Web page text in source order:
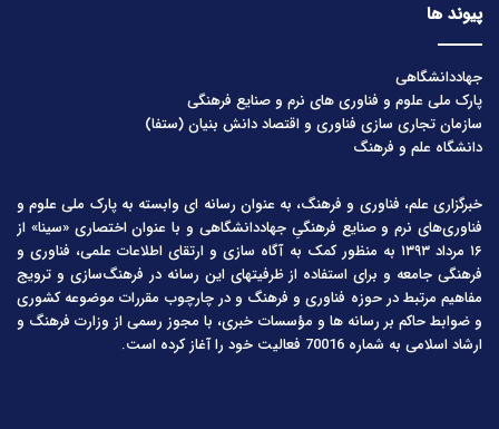
پیوند ها
جهاددانشگاهی
پارک ملی علوم و فناوری های نرم و صنایع فرهنگی
سازمان تجاری سازی فناوری و اقتصاد دانش بنیان (ستفا)
دانشگاه علم و فرهنگ
خبرگزاری علم، فناوری و فرهنگ، به عنوان رسانه ای وابسته به پارک ملی علوم و
فناوری‌های نرم و صنایع فرهنگیِ جهاددانشگاهی و با عنوان اختصاری «سینا» از
۱۶ مرداد ۱۳۹۳ به منظور کمک به آگاه سازی و ارتقای اطلاعات علمی، فناوری و
فرهنگی جامعه و برای استفاده از ظرفیتهای این رسانه در فرهنگ‌سازی و ترویج
مفاهیم مرتبط در حوزه فناوری و فرهنگ و در چارچوب مقررات موضوعه کشوری
و ضوابط حاکم بر رسانه ها و مؤسسات خبری، با مجوز رسمی از وزارت فرهنگ و
ارشاد اسلامی به شماره 70016 فعالیت خود را آغاز کرده است.